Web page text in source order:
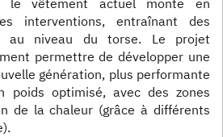
le vêtement actuel monte en
interventions, entraînant des
au niveau du torse. Le projet
permettre de développer une
génération, plus performante
poids optimisé, avec des zones
de la chaleur (grâce à différents